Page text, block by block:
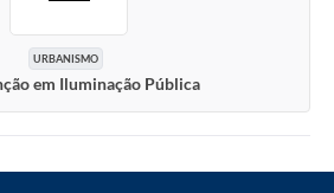
URBANISMO
em Iluminação Pública